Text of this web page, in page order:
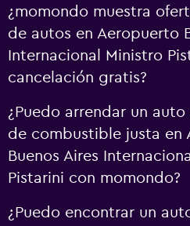
¿momondo muestra
de autos en Aeropuerto
Internacional Ministro
cancelación gratis?
¿Puedo arrendar un
de combustible justa en
Buenos Aires
Pistarini con momondo?
¿Puedo encontrar un